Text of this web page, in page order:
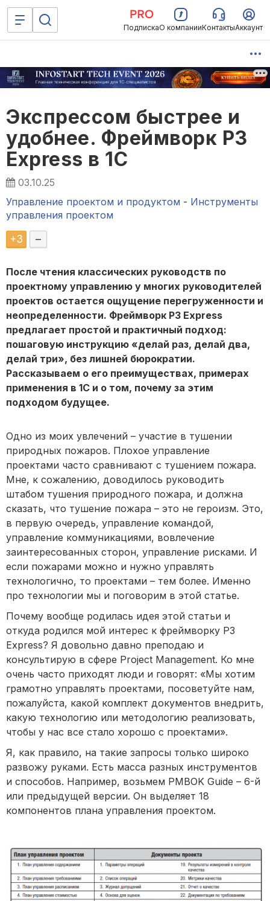
ПодпискаО компанииКонтактыАккаунт
Экспрессом быстрее и
удобнее. Фреймворк P3
Express в 1С
03.10.25
Управление проектом и продуктом - Инструменты
управления проектом
+3 –
После чтения классических руководств по
проектному управлению у многих руководителей
проектов остается ощущение перегруженности и
неопределенности. Фреймворк P3 Express
предлагает простой и практичный подход:
пошаговую инструкцию «делай раз, делай два,
делай три», без лишней бюрократии.
Рассказываем о его преимуществах, примерах
применения в 1С и о том, почему за этим
подходом будущее.
Одно из моих увлечений – участие в тушении
природных пожаров. Плохое управление
проектами часто сравнивают с тушением пожара.
Мне, к сожалению, доводилось руководить
штабом тушения природного пожара, и должна
сказать, что тушение пожара – это не героизм. Это,
в первую очередь, управление командой,
управление коммуникациями, вовлечение
заинтересованных сторон, управление рисками. И
если пожарами можно и нужно управлять
технологично, то проектами – тем более. Именно
про технологии мы и поговорим в этой статье.
Почему вообще родилась идея этой статьи и
откуда родился мой интерес к фреймворку P3
Express? Я довольно давно преподаю и
консультирую в сфере Project Management. Ко мне
очень часто приходят люди и говорят: «Мы хотим
грамотно управлять проектами, посоветуйте нам,
пожалуйста, какой комплект документов внедрить,
какую технологию или методологию реализовать,
чтобы у нас все стало хорошо с проектами».
Я, как правило, на такие запросы только широко
развожу руками. Есть масса разных инструментов
и способов. Например, возьмем PMBOK Guide – 6-й
или предыдущей версии. Он выделяет 18
компонентов плана управления проектом.